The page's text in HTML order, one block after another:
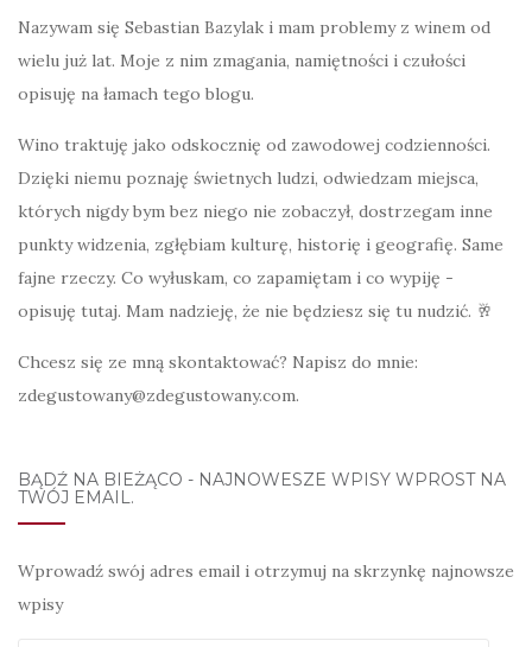
Nazywam się Sebastian Bazylak i mam problemy z winem od
wielu już lat. Moje z nim zmagania, namiętności i czułości
opisuję na łamach tego blogu.
Wino traktuję jako odskocznię od zawodowej codzienności.
Dzięki niemu poznaję świetnych ludzi, odwiedzam miejsca,
których nigdy bym bez niego nie zobaczył, dostrzegam inne
punkty widzenia, zgłębiam kulturę, historię i geografię. Same
fajne rzeczy. Co wyłuskam, co zapamiętam i co wypiję -
opisuję tutaj. Mam nadzieję, że nie będziesz się tu nudzić. 🥂
Chcesz się ze mną skontaktować? Napisz do mnie:
zdegustowany@zdegustowany.com.
BĄDŹ NA BIEŻĄCO - NAJNOWESZE WPISY WPROST NA
TWÓJ EMAIL.
Wprowadź swój adres email i otrzymuj na skrzynkę najnowsze
wpisy